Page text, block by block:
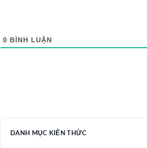
0 BÌNH LUẬN
DANH MỤC KIẾN THỨC